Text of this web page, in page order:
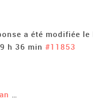
a été modifiée
h 36 min #11853
…